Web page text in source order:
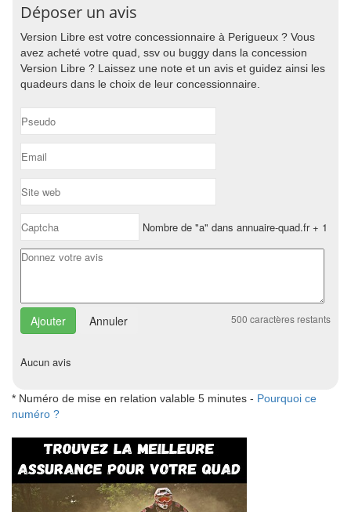
Déposer un avis
Version Libre est votre concessionnaire à Perigueux ? Vous
avez acheté votre quad, ssv ou buggy dans la concession
Version Libre ? Laissez une note et un avis et guidez ainsi les
quadeurs dans le choix de leur concessionnaire.
Nombre de "a" dans annuaire-quad.fr + 1
Annuler 500 caractères restants
Aucun avis
* Numéro de mise en relation valable 5 minutes - Pourquoi ce
numéro ?